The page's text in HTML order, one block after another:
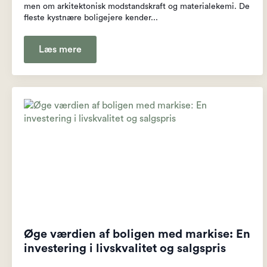
men om arkitektonisk modstandskraft og materialekemi. De
fleste kystnære boligejere kender...
Læs mere
Øge værdien af boligen med markise: En
investering i livskvalitet og salgspris